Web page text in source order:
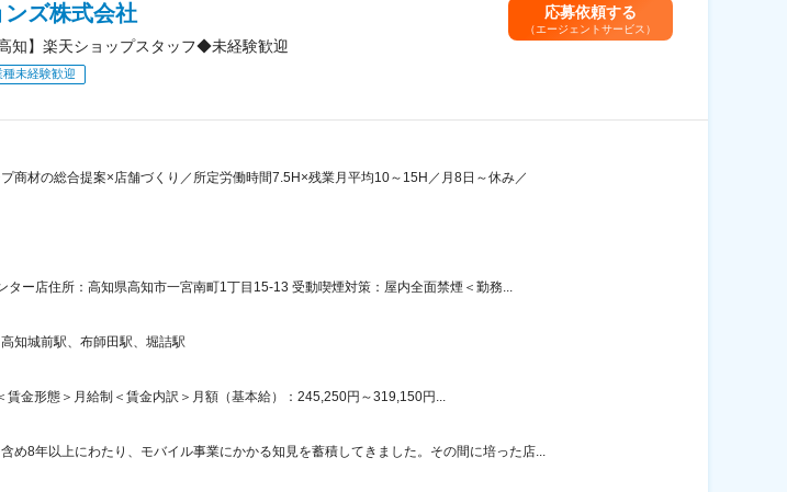
ズ株式会社
知】楽天ショップスタッフ◆未経験歓迎
種未経験歓迎
応募依頼する
（エージェントサービス）
プ商材の総合提案×店舗づくり／所定労働時間7.5H×残業月平均10～15H／月8日～休み／
ター店住所：高知県高知市一宮南町1丁目15-13 受動喫煙対策：屋内全面禁煙＜勤務...
知城前駅、布師田駅、堀詰駅
賃金形態＞月給制＜賃金内訳＞月額（基本給）：245,250円～319,150円...
め8年以上にわたり、モバイル事業にかかる知見を蓄積してきました。その間に培った店...